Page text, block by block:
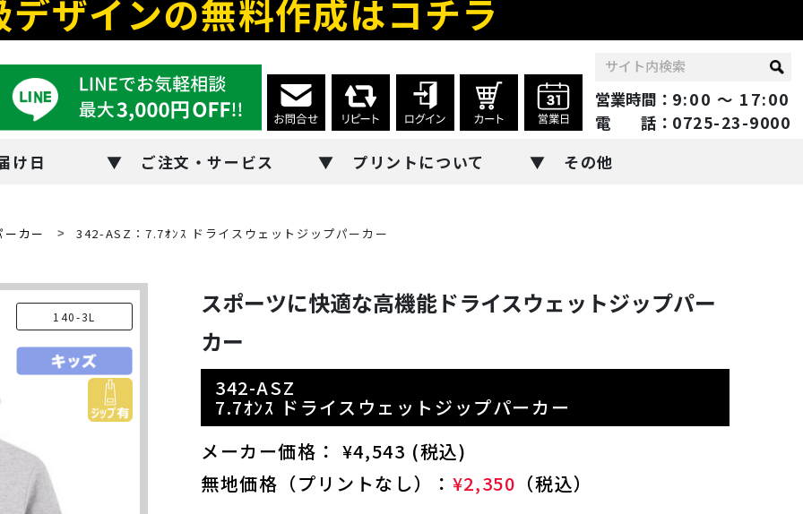
デザインの無料作成はコチラ
営業時間： 9:00 ～ 17:00
電 話： 0725-23-9000
け日
ご注文・サービス プリントについて その他
ーカー 342-ASZ：7.7ｵﾝｽ ドライスウェットジップパーカー
140-3L
スポーツに快適な高機能ドライスウェットジップパー
カー
342-ASZ
7.7ｵﾝｽ ドライスウェットジップパーカー
メーカー価格： ¥4,543 (税込)
無地価格（プリントなし）： ¥2,350 （税込）